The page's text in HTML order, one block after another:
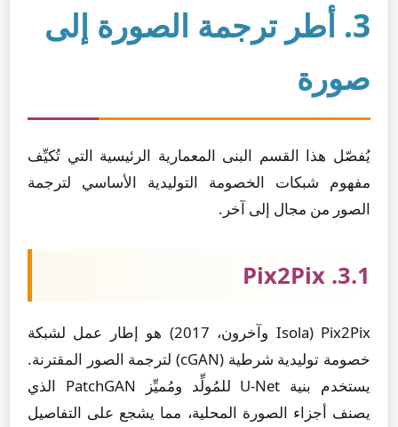
3. أطر ترجمة الصورة إلى
صورة
يُفصّل هذا القسم البنى المعمارية الرئيسية التي تُكيِّف
مفهوم شبكات الخصومة التوليدية الأساسي لترجمة
الصور من مجال إلى آخر.
3.1. Pix2Pix
Pix2Pix (Isola وآخرون، 2017) هو إطار عمل لشبكة
خصومة توليدية شرطية (cGAN) لترجمة الصور المقترنة.
يستخدم بنية U-Net للمُولِّد ومُميِّز PatchGAN الذي
يصنف أجزاء الصورة المحلية، مما يشجع على التفاصيل